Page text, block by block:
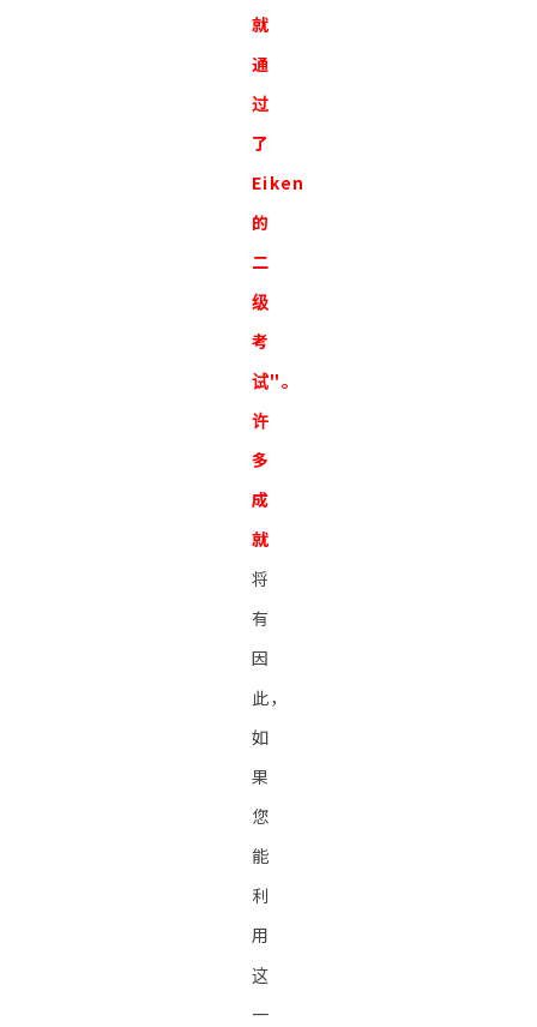
就
通
过
了
Eiken
的
二
级
考
试"。
许
多
成
就
将
有
因
此，
如
果
您
能
利
用
这
一